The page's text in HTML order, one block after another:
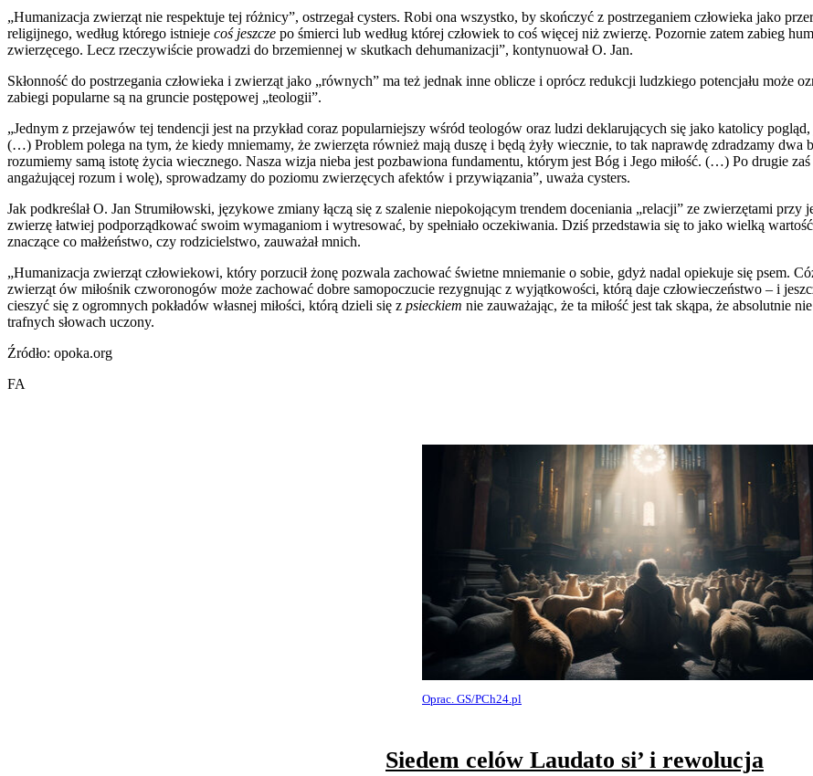
„Humanizacja zwierząt nie respektuje tej różnicy”, ostrzegał cysters. Robi ona wszystko, by skończyć z postrzeganiem człowieka jako
religijnego, według którego istnieje coś jeszcze po śmierci lub według której człowiek to coś więcej niż zwierzę. Pozornie zatem zabieg
zwierzęcego. Lecz rzeczywiście prowadzi do brzemiennej w skutkach dehumanizacji”, kontynuował O. Jan.
Skłonność do postrzegania człowieka i zwierząt jako „równych” ma też jednak inne oblicze i oprócz redukcji ludzkiego potencjału może
zabiegi popularne są na gruncie postępowej „teologii”.
„Jednym z przejawów tej tendencji jest na przykład coraz popularniejszy wśród teologów oraz ludzi deklarujących się jako katolicy
(…) Problem polega na tym, że kiedy mniemamy, że zwierzęta również mają duszę i będą żyły wiecznie, to tak naprawdę zdradzamy dwa
rozumiemy samą istotę życia wiecznego. Nasza wizja nieba jest pozbawiona fundamentu, którym jest Bóg i Jego miłość. (…) Po drugie
angażującej rozum i wolę), sprowadzamy do poziomu zwierzęcych afektów i przywiązania”, uważa cysters.
Jak podkreślał O. Jan Strumiłowski, językowe zmiany łączą się z szalenie niepokojącym trendem doceniania „relacji” ze zwierzętami
zwierzę łatwiej podporządkować swoim wymaganiom i wytresować, by spełniało oczekiwania. Dziś przedstawia się to jako wielką
znaczące co małżeństwo, czy rodzicielstwo, zauważał mnich.
„Humanizacja zwierząt człowiekowi, który porzucił żonę pozwala zachować świetne mniemanie o sobie, gdyż nadal opiekuje się psem.
zwierząt ów miłośnik czworonogów może zachować dobre samopoczucie rezygnując z wyjątkowości, którą daje człowieczeństwo – i
cieszyć się z ogromnych pokładów własnej miłości, którą dzieli się z psieckiem nie zauważając, że ta miłość jest tak skąpa, że absolutnie
trafnych słowach uczony.
Źródło: opoka.org
FA
Oprac. GS/PCh24.pl
Siedem celów Laudato si’ i rewolucja